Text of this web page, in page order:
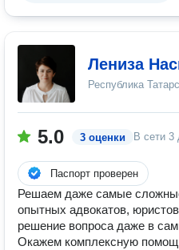
Лениза
Республика
5.0 3 оценки В сети 3
Паспорт проверен
Решаем даже самые
опытных адвокатов,
решение вопроса даже в
Окажем комплексную